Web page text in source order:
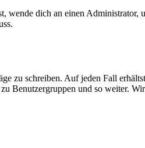
dich an einen Administrator,
zu schreiben. Auf jeden Fall
Benutzergruppen und so weiter.